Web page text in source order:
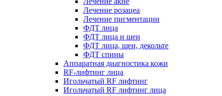
Лечение розацеа
Лечение пигментации
ФДТ лица
ФДТ лица и шеи
ФДТ лица, шеи, декольте
ФДТ спины
Аппаратная диагностика кожи
RF-лифтинг лица
Игольчатый RF лифтинг
Игольчатый RF лифтинг лица